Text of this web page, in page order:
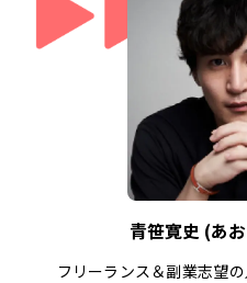
青笹寛史 (あ
フリーランス＆副業志望